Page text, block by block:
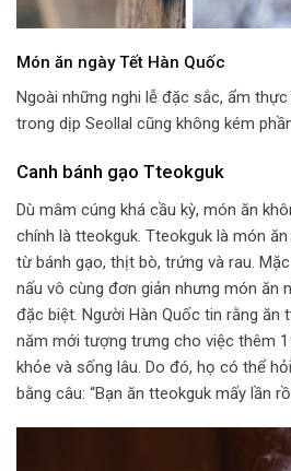
Món ăn ngày Tết Hàn Quốc
Ngoài những nghi lễ đặc sắc, ẩm
trong dịp Seollal cũng không kém
Canh bánh gạo Tteokguk
Dù mâm cúng khá cầu kỳ, món ăn
chính là tteokguk. Tteokguk là món
từ bánh gạo, thịt bò, trứng và rau.
nấu vô cùng đơn giản nhưng món ăn
đặc biệt. Người Hàn Quốc tin rằng ăn
năm mới tượng trưng cho việc thêm
khỏe và sống lâu. Do đó, họ có thể
bằng câu: “Bạn ăn tteokguk mấy lần